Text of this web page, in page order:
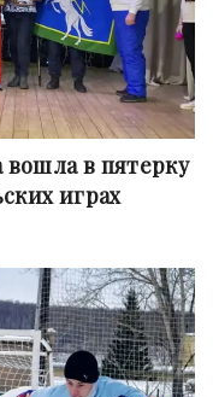
вошла в пятерку
играх